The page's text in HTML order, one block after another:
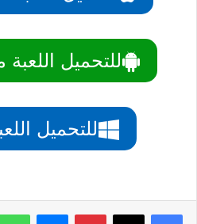
للتحميل
للتحميل
بينتيريست